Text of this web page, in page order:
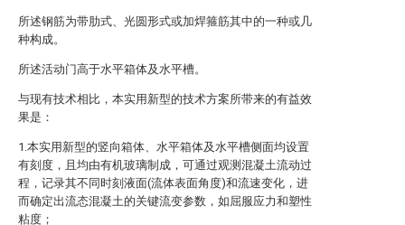
所述钢筋为带肋式、光圆形式或加焊箍筋其中的一种或几
种构成。
所述活动门高于水平箱体及水平槽。
与现有技术相比，本实用新型的技术方案所带来的有益效
果是：
1.本实用新型的竖向箱体、水平箱体及水平槽侧面均设置
有刻度，且均由有机玻璃制成，可通过观测混凝土流动过
程，记录其不同时刻液面(流体表面角度)和流速变化，进
而确定出流态混凝土的关键流变参数，如屈服应力和塑性
粘度；